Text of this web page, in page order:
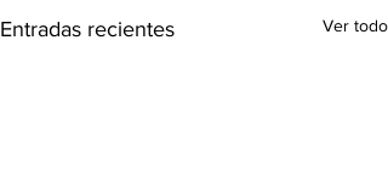
Entradas recientes Ver todo